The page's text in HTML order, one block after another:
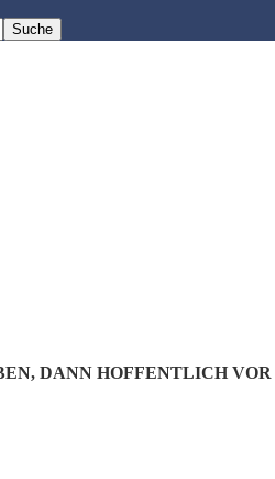
DANN HOFFENTLICH